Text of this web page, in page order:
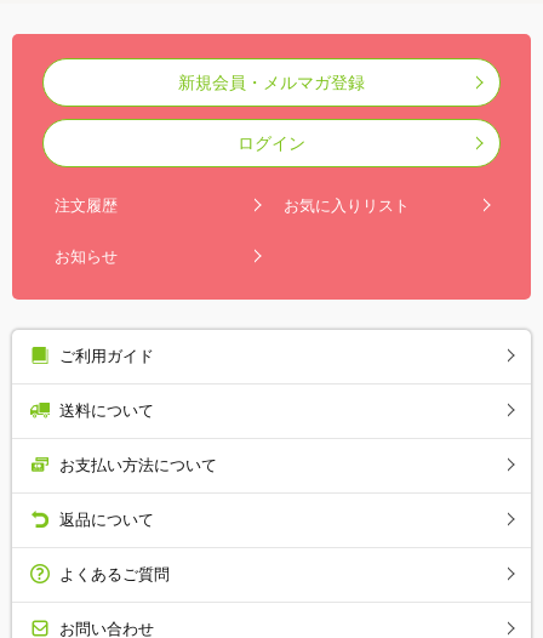
新規会員・メルマガ登録
ログイン
注文履歴 お気に入りリスト
お知らせ
ご利用ガイド
送料について
お支払い方法について
返品について
よくあるご質問
お問い合わせ